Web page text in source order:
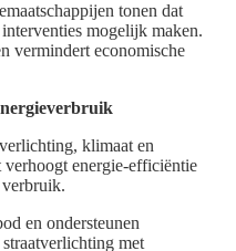
tonen dat
mogelijk maken.
vermindert economische
klimaat en
energie-efficiëntie
en ondersteunen
met